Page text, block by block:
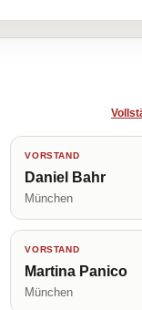
VORSTAND
Daniel Bahr
München
VORSTAND
Martina Panico
München